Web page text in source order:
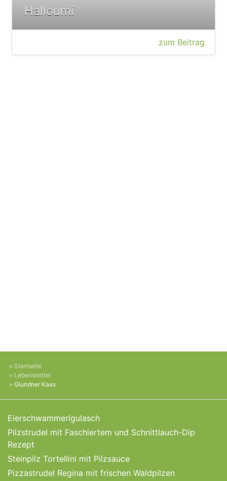
Halloumi
zum Beitrag
Startseite
Lebensmittel
Glundner Kaas
Eierschwammerlgulasch
Pilzstrudel mit Faschiertem und Schnittlauch-Dip
Rezept
Steinpilz Tortellini mit Pilzsauce
Pizzastrudel Regina mit frischen Waldpilzen